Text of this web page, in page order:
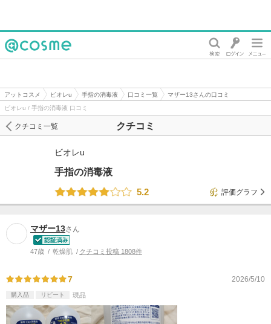
アットコスメ ビオレu 手指の消毒液 口コミ一覧
マザー13さんの口コミ
ビオレu / 手指の消毒液 口コミ
クチコミ
クチコミ一覧
ビオレu
手指の消毒液
5.2
評価グラフ
マザー13さん
47歳 乾燥肌 クチコミ投稿 1808件
7 2026/5/10
購入品 リピート 現品